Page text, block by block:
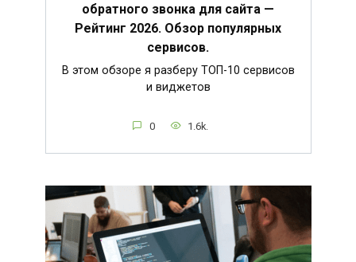
обратного звонка для сайта —
Рейтинг 2026. Обзор популярных
сервисов.
В этом обзоре я разберу ТОП-10 сервисов
и виджетов
0 1.6k.